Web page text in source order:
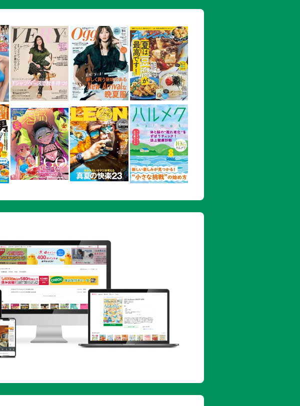
ク
ク
防臭のことをもっと知りたい！
も部屋収納アイデア
しておこう
干し方を、洗濯ものの種類に合わせて使い分けましょう
濯での失敗、あんなこと、こんなことまとめて解決しちゃ
クリーニングでカシミヤ、ダウンを洗ってみよう！
袋
コツは日々の声かけといざというときの丁寧なあいさつ
く過ごす秘訣は失礼のない正しいマナー
気持ちが美しいしぐさとなって現れます
心と行事を忘れず家族とまわりへの心づかいを
づき合い 感謝の気持ちと謙虚な気持ちを忘れずに！
る昔ながらの知恵で免疫力、抗菌力をアップ
た便秘・冷えを自然の力で解決する！
／貧血や女性特有の不調は身近な食材でなかったことに
を自然の力でケアする